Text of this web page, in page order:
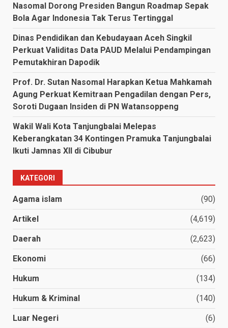
Nasomal Dorong Presiden Bangun Roadmap Sepak
Bola Agar Indonesia Tak Terus Tertinggal
Dinas Pendidikan dan Kebudayaan Aceh Singkil
Perkuat Validitas Data PAUD Melalui Pendampingan
Pemutakhiran Dapodik
Prof. Dr. Sutan Nasomal Harapkan Ketua Mahkamah
Agung Perkuat Kemitraan Pengadilan dengan Pers,
Soroti Dugaan Insiden di PN Watansoppeng
Wakil Wali Kota Tanjungbalai Melepas
Keberangkatan 34 Kontingen Pramuka Tanjungbalai
Ikuti Jamnas XII di Cibubur
KATEGORI
Agama islam (90)
Artikel (4,619)
Daerah (2,623)
Ekonomi (66)
Hukum (134)
Hukum & Kriminal (140)
Luar Negeri (6)